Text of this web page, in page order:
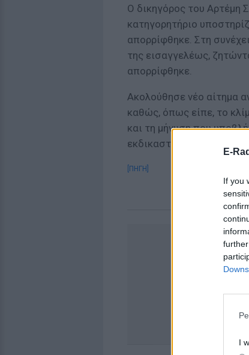
E-
If you
I
Ο δικηγόρος του Αρτέμη
κατηγορητήριο
απορρίφθηκε. Στη
της εισαγγελέως,
απορρίφθηκε.
Ακολούθησε νέο αίτημα
καθώς, όπως είπε, το
και τη μήνυση που
εκδικαστεί σήμερα.
[ΠΗΓΗ]